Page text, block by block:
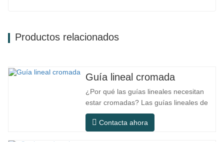
Productos relacionados
Guía lineal cromada
¿Por qué las guías lineales necesitan
estar cromadas? Las guías lineales de
acero ordinario pueden satisfacer las
necesidades operativas básicas en
Contacta ahora